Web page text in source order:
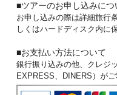
■ツアーのお申し込みにつ
お申し込みの際は詳細旅行
しくはハードディスク内に
■お支払い方法について
銀行振り込みの他、クレジ
EXPRESS、DINERS）がご